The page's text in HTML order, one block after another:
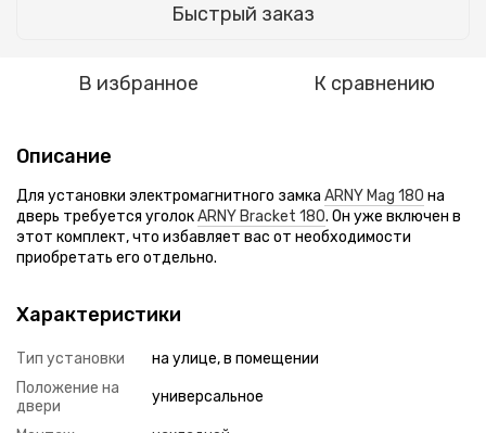
Быстрый заказ
В избранное К сравнению
Описание
Для установки электромагнитного замка ARNY Mag 180 на
дверь требуется уголокARNY Bracket 180. Он уже включен в
этот комплект, что избавляет вас от необходимости
приобретать его отдельно.
Характеристики
Тип установки
на улице, в помещении
Положение на
двери
универсальное